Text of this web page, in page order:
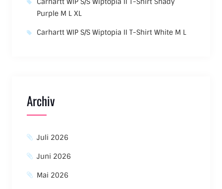
Purple M L XL
Carhartt WIP S/S Wiptopia II T-Shirt White M L
Archiv
Juli 2026
Juni 2026
Mai 2026